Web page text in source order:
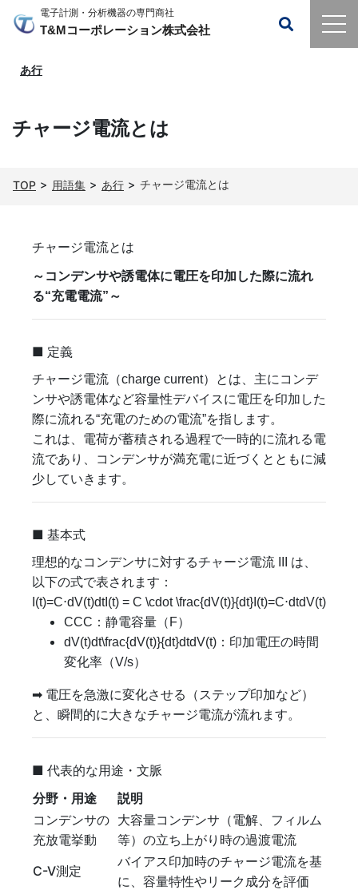
電子計測・分析機器の専門商社
T&Mコーポレーション株式会社
あ行
チャージ電流とは
TOP 用語集 あ行 チャージ電流とは
チャージ電流とは
～コンデンサや誘電体に電圧を印加した際に流れ
る“充電電流”～
■ 定義
チャージ電流（charge current）とは、主にコンデ
ンサや誘電体など容量性デバイスに電圧を印加した
際に流れる“充電のための電流”を指します。
これは、電荷が蓄積される過程で一時的に流れる電
流であり、コンデンサが満充電に近づくとともに減
少していきます。
■ 基本式
理想的なコンデンサに対するチャージ電流
は、
以下の式で表されます：
I(t)=C⋅dV(t)dtI(t) = C \cdot \frac{dV(t)}{dt} (t)=C⋅dtdV(t)
CCC ：静電容量（F）
dV(t)dt\frac{dV(t)}{dt}dtdV(t) ：印加電圧の時間
変化率（V/s）
➡ 電圧を急激に変化させる（ステップ印加など）
と、瞬間的に大きなチャージ電流が流れます。
■ 代表的な用途・文脈
分野・用途
説明
コンデンサの
充放電挙動
大容量コンデンサ（電解、フィルム
等）の立ち上がり時の過渡電流
C-V測定
バイアス印加時のチャージ電流を基
に、容量特性やリーク成分を評価